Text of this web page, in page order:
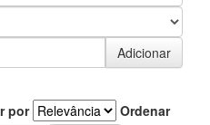
por
Ordenar